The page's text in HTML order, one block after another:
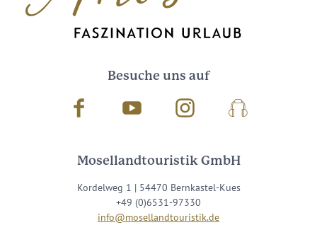
Besuche uns auf
Facebook Youtube InstagramPodcast
Mosellandtouristik GmbH
Kordelweg 1 | 54470 Bernkastel-Kues
+49 (0)6531-97330
info@mosellandtouristik.de